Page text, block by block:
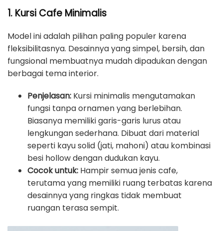
1. Kursi Cafe Minimalis
Model ini adalah pilihan paling populer karena
fleksibilitasnya. Desainnya yang simpel, bersih, dan
fungsional membuatnya mudah dipadukan dengan
berbagai tema interior.
Penjelasan: Kursi minimalis mengutamakan
fungsi tanpa ornamen yang berlebihan.
Biasanya memiliki garis-garis lurus atau
lengkungan sederhana. Dibuat dari material
seperti kayu solid (jati, mahoni) atau kombinasi
besi hollow dengan dudukan kayu.
Cocok untuk: Hampir semua jenis cafe,
terutama yang memiliki ruang terbatas karena
desainnya yang ringkas tidak membuat
ruangan terasa sempit.